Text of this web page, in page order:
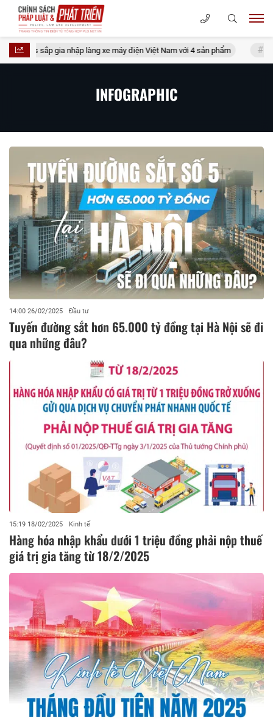
gia nhập làng xe máy điện Việt Nam với 4 sản phẩm Không hình
INFOGRAPHIC
14:00 26/02/2025 Đầu tư
Tuyến đường sắt hơn 65.000 tỷ đồng tại Hà Nội sẽ đi
qua những đâu?
15:19 18/02/2025 Kinh tế
Hàng hóa nhập khẩu dưới 1 triệu đồng phải nộp thuế
giá trị gia tăng từ 18/2/2025